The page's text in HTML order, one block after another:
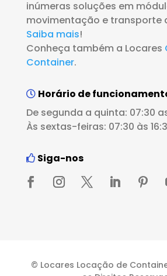
inúmeras soluções em
movimentação e transporte
Saiba mais!
Conheça também a Locares
Container.
Horário de
De segunda a quinta: 07:30
Às sextas-feiras: 07:30 às
Siga-nos
© Locares Locação de